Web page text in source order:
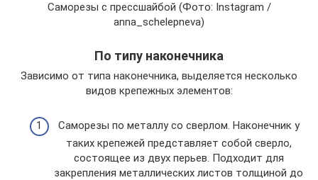
Саморезы с прессшайбой (Фото: Instagram /
anna_schelepneva)
По типу наконечника
Зависимо от типа наконечника, выделяется несколько
видов крепежных элементов:
Саморезы по металлу со сверлом. Наконечник у
таких крепежей представляет собой сверло,
состоящее из двух перьев. Подходит для
закрепления металлических листов толщиной до